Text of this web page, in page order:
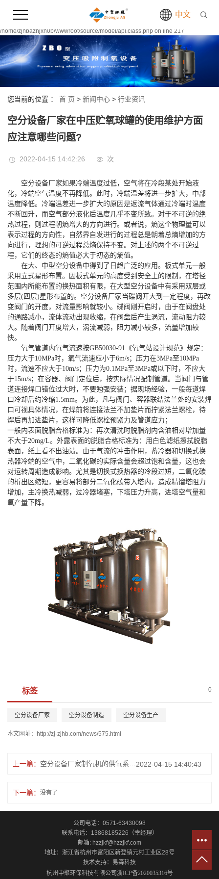
file_put_contents(/home/zjhbazhjxh0b/wwwroot/source/cache/license_cache.php):
failed to open stream: Permission denied in
/home/zjhbazhjxh0b/wwwroot/source/model/api.class.php on line 217
中文
您当前的位置 ： 首 页 > 新闻中心 > 行业资讯
空分设备厂家在中压贮氧球罐的使用维护方面
应注意哪些问题?
2022-04-15 14:42:26 次
空分设备厂家如果冷端温度过低，空气将在冷段某处开始液
化，冷端空气温度不再降低。此时，冷端温差将进一步扩大，中部
温度降低。冷端温差进一步扩大的原因是返流气体通过冷端时温度
不断回升，而空气部分液化后温度几乎不变所致。对于不可逆的绝
热过程，则过程朝熵增大的方向进行。或者说，熵这个物理量可以
表示过程的方向性，自然界自发进行的过程总是朝着总熵增加的方
向进行，理想的可逆过程总熵保持不变。对上述的两个不可逆过
程，它们的终态的熵值必大于初态的熵值。
在大、中型空分设备中得到了日趋广泛的应用。板式单元一般
采用立式星形布置。因板式单元的高度受到安全上的限制，在塔径
范围内所能布置的换热面积有限，在大型空分设备中有采用双层或
多层(四层)星形布置的。空分设备厂家当碟阀开大到一定程度，再改
变阀门的开度，对流量影响就较小。碟阀刚开启时，由于在阀盘处
的通路减小，流体流动出现收缩，在阀盘后产生涡流，流动阻力较
大。随着阀门开度增大，涡流减弱，阻力减小较多，流量增加较
快。
氧气管道内氧气流速按GB50030-91《氧气站设计规范》规定：
压力大于10MPa时，氧气流速应小于6m/s；压力在3MPa至10MPa
时，流速不应大于10m/s；压力为0.1MPa至3MPa或以下时，不应大
于15m/s；在容器、阀门定位后，按实际情况配制管道。当阀门与管
道连接焊口错位过大时，不要勉强安装；据现场经验，一般每道焊
口冷却后约冷缩1.5mm。为此，凡与阀门、容器联结法兰处的安装焊
口可视具体情况，在焊前将连接法兰不加垫片而拧紧法兰螺栓，待
焊后再加进垫片，这样可降低螺栓预紧力及管道应力；
一般内表面脱脂合格标准为：再次清洗时脱脂剂内含油相对增加量
不大于20mg/L。外露表面的脱脂合格标准为：用白色滤纸擦拭脱脂
表面，纸上看不出油渍。由于气流的冲击作用，蓄冷器和切换式换
热器冷端的空气中，二氧化碳的实际含量会超过饱和含量，这也会
对运转周期造成影响。尤其是切换式换热器的冷段过短，二氧化碳
的析出区缩短，更容易将部分二氧化碳带入塔内，造成精馏塔阻力
增加，主冷换热减弱，过冷器堵塞，下塔压力升高，进塔空气量和
氧产量下降。
标签 0
空分设备厂家 空分设备制造 空分设备生产
本文网址： http://zj-zjhb.com/news/575.html
上一篇： 2022-04-15 14:40:43
下一篇： 没有了
公司电话：0571-63430098
联系电话：13868185226（幸经理）
邮箱: hzzjkf@hzzjkf.com
地址：浙江省杭州市富阳区新登镇元村工业区28号
技术支持： 易森科技
杭州中聚环保科技有限公司浙ICP备2020035316号